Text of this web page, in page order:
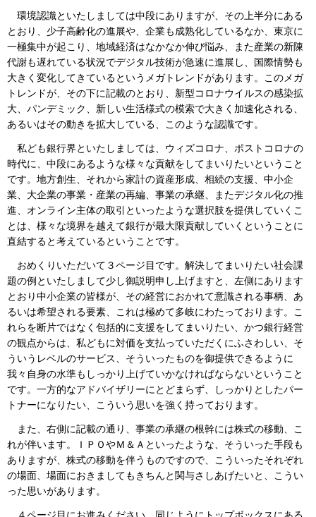
環境認識といたしましては中段にありますが、その上半分にある
とおり、少子高齢化の進展や、企業も成熟化しているなか、東京に
一極集中が起こり、地域経済はなかなか伸び悩み、また産業の新陳
代謝も遅れている状況でデジタル技術が急速に進展し、国際情勢も
大きく変化してきているというメガトレンドがあります。このメガ
トレンドが、その下に記載のとおり、新型コロナウイルスの感染拡
大、パンデミック、新しい生活様式の模索で大きく加速化される、
あるいはその動きを拡大している、このような認識です。
私ども銀行界といたしましては、ウィズコロナ、ポストコロナの
時代に、中段にあるような様々な貢献をしてまいりたいということ
です。地方創生、それから家計の資産形成、相続の支援、中小企
業、大企業の事業・産業の再編、事業の承継、またデジタル化の推
進、オンライン主体の取引といったような選択肢を提供していくこ
とは、様々な境界を越えて銀行が最大限貢献していくということに
直結すると考えているということです。
おめくりいただいて３ページ目です。解決してまいりたい社会課
題の例といたしまして少し御説明申し上げますと、左側にあります
とおり中小企業の皆様が、その経営におかれて意識される事柄、あ
るいは希望される要素、これは極めて多岐にわたっております。こ
れらを断片ではなく包括的に支援をしてまいりたい、かつ銀行経営
の観点からは、私どもに対価を支払っていただくにふさわしい、そ
ういうレベルのサービス、そういったものを御提供できるように
我々自身の水準もしっかり上げていかなければならないということ
です。一方的なアドバイザリーにとどまらず、しっかりとしたパー
トナーになりたい、こういう思いを強く持っております。
また、右側に記載の通り、事業の承継の根幹には株式の移動、こ
れが伴います。ＩＰＯやＭ＆Ａといったような、そういった手段も
ありますが、株式の移動を伴うものですので、こういったそれぞれ
の場面、場面におきましてもきちんと関与さしあげたいと、こうい
った思いがあります。